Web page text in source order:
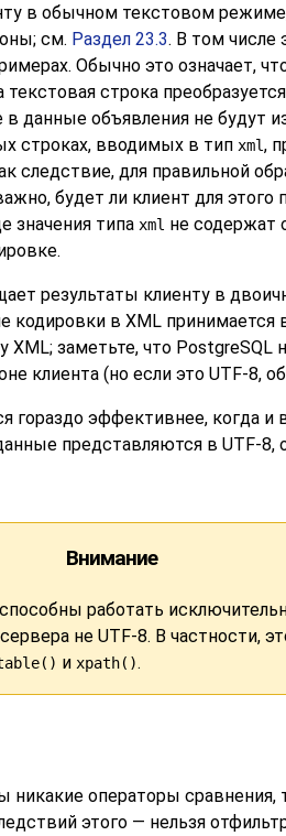
в обычном текстовом
см. Раздел 23.3. В том числе
Обычно это означает,
строка
данные объявления не будут
строках, вводимых в тип xml,
следствие, для правильной
будет ли клиент для
значения типа xml не содержат
результаты клиенту в
кодировки в XML принимается
XML; заметьте, что
клиента (но если это UTF-8,
эффективнее, когда и
представляются в UTF-
Внимание
работать
не UTF-8. В частности,
и xpath().
никакие операторы
этого — нельзя